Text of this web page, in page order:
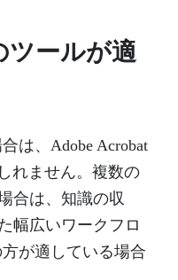
ツールが適
は、Adobe Acrobat
れません。複数の
合は、知識の収
幅広いワークフロ
が適している場合